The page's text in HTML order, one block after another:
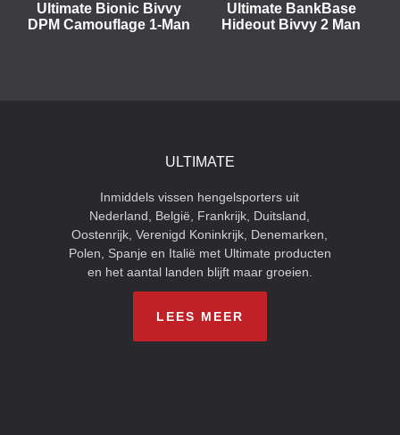
Ultimate Bionic Bivvy
DPM Camouflage 1-Man
Ultimate BankBase
Hideout Bivvy 2 Man
ULTIMATE
Inmiddels vissen hengelsporters uit
Nederland, België, Frankrijk, Duitsland,
Oostenrijk, Verenigd Koninkrijk, Denemarken,
Polen, Spanje en Italië met Ultimate producten
en het aantal landen blijft maar groeien.
LEES MEER